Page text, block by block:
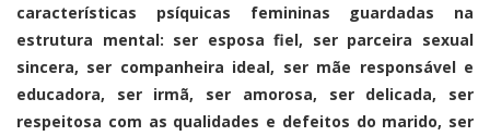
características psíquicas femininas guardadas na
estrutura mental: ser esposa fiel, ser parceira sexual
sincera, ser companheira ideal, ser mãe responsável e
educadora, ser irmã, ser amorosa, ser delicada, ser
respeitosa com as qualidades e defeitos do marido, ser